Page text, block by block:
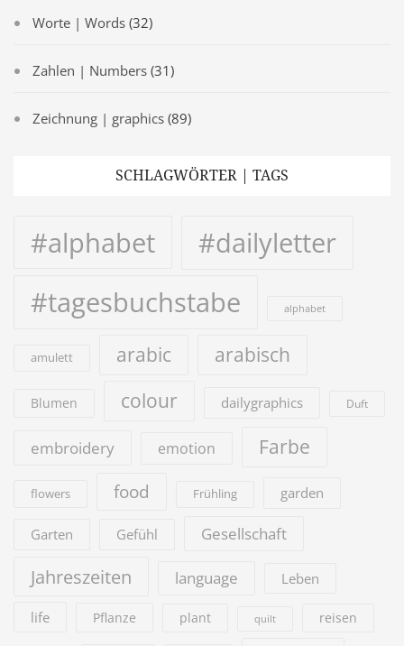
Worte | Words (32)
Zahlen | Numbers (31)
Zeichnung | graphics (89)
SCHLAGWÖRTER | TAGS
#alphabet
#dailyletter
#tagesbuchstabe
alphabet
amulett arabic arabisch
Blumen colour dailygraphics Duft
embroidery emotion Farbe
flowers food Frühling garden
Garten Gefühl Gesellschaft
Jahreszeiten language Leben
life Pflanze plant quilt reisen